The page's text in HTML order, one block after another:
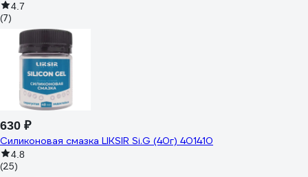
4.7
(7)
630 ₽
Силиконовая смазка LIKSIR Si.G (40г) 401410
4.8
(25)